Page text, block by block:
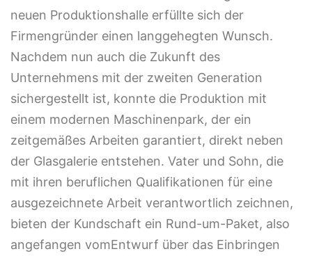
neuen Produktionshalle erfüllte sich der
Firmengründer einen langgehegten Wunsch.
Nachdem nun auch die Zukunft des
Unternehmens mit der zweiten Generation
sichergestellt ist, konnte die Produktion mit
einem modernen Maschinenpark, der ein
zeitgemäßes Arbeiten garantiert, direkt neben
der Glasgalerie entstehen. Vater und Sohn, die
mit ihren beruflichen Qualifikationen für eine
ausgezeichnete Arbeit verantwortlich zeichnen,
bieten der Kundschaft ein Rund-um-Paket, also
angefangen vomEntwurf über das Einbringen